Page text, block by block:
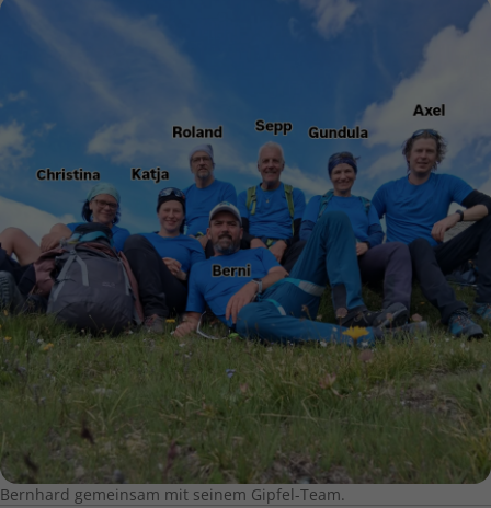
Bernhard gemeinsam mit seinem Gipfel-Team.